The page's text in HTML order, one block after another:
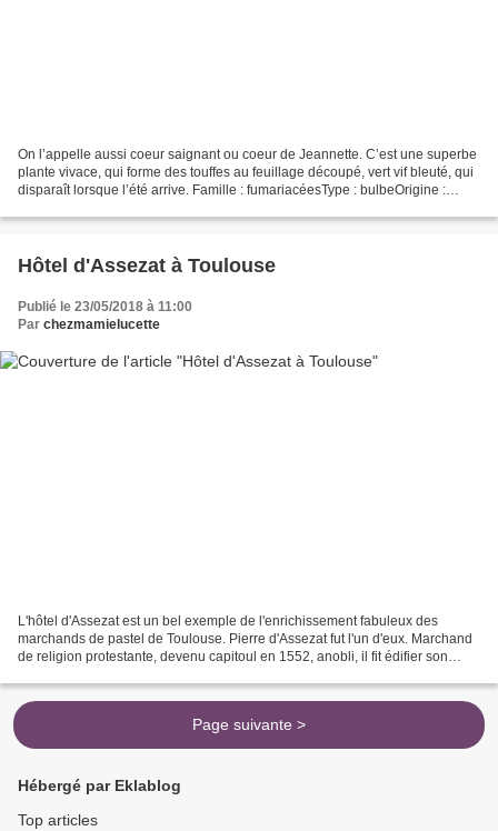
On l’appelle aussi coeur saignant ou coeur de Jeannette. C’est une superbe
plante vivace, qui forme des touffes au feuillage découpé, vert vif bleuté, qui
disparaît lorsque l’été arrive. Famille : fumariacéesType : bulbeOrigine :
Hôtel d'Assezat à Toulouse
Publié le 23/05/2018 à 11:00
Par chezmamielucette
L'hôtel d'Assezat est un bel exemple de l'enrichissement fabuleux des
marchands de pastel de Toulouse. Pierre d'Assezat fut l'un d'eux. Marchand
de religion protestante, devenu capitoul en 1552, anobli, il fit édifier son
Page suivante >
Hébergé par Eklablog
Top articles